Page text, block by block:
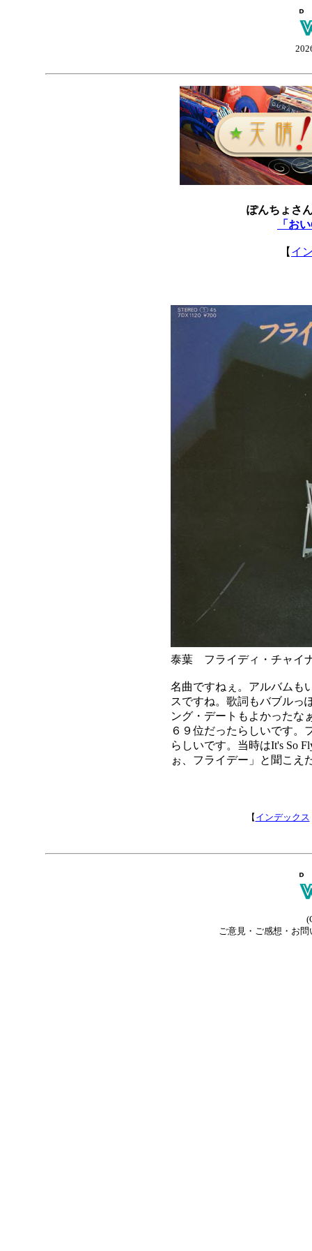
ぽんちょさ
「お
【 イ
泰葉 フライディ・チャイ
名曲ですねぇ。アルバムも
スですね。歌詞もバブルっ
ング・デートもよかったな
６９位だったらしいです。
らしいです。当時はIt's So
ぉ、フライデー」と聞こえ
【 インデックス
ご意見・ご感想・お